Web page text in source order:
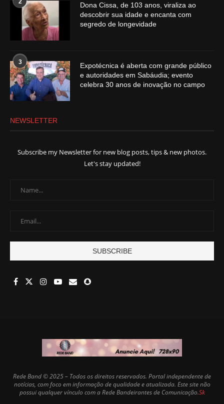
2
Dona Cissa, de 103 anos, viraliza ao
descobrir sua idade e encanta com
segredo de longevidade
3
Expotécnica é aberta com grande público
e autoridades em Sabáudia; evento
celebra 30 anos de inovação no campo
NEWSLETTER
Subscribe my Newsletter for new blog posts, tips & new photos.
Let's stay updated!
Rede Band © 2025 – Todos os direitos reservados. Portal independente de
notícias, com foco em informação de qualidade e atualizada. Este site não
possui qualquer vínculo com a Rede Bandeirantes de Comunicação.Sk